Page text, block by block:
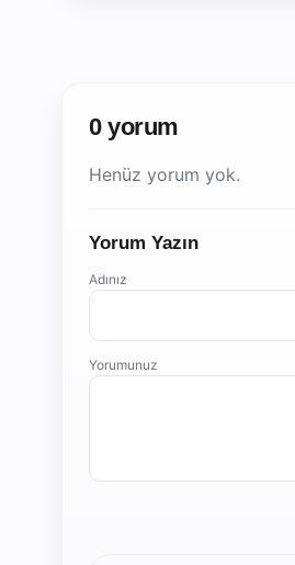
0 yorum
Henüz yorum yok.
Yorum Yazın
Adınız
Yorumunuz